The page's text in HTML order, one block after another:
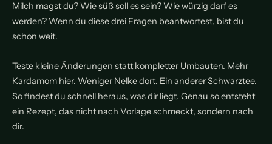
Milch magst du? Wie süß soll es sein? Wie würzig darf es
werden? Wenn du diese drei Fragen beantwortest, bist du
schon weit.
Teste kleine Änderungen statt kompletter Umbauten. Mehr
Kardamom hier. Weniger Nelke dort. Ein anderer Schwarztee.
So findest du schnell heraus, was dir liegt. Genau so entsteht
ein Rezept, das nicht nach Vorlage schmeckt, sondern nach
dir.